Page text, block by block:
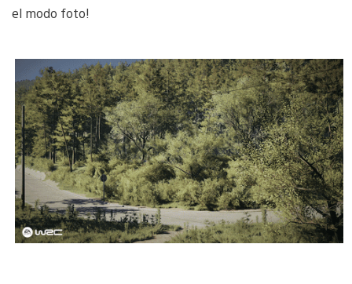
el modo foto!